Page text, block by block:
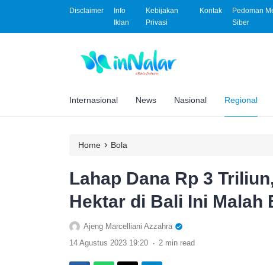
Disclaimer
Info
Iklan
Kebijakan
Privasi
Kontak
Pedoman
Siber
Internasional News Nasional Regional
Home › Bola
Lahap Dana Rp 3
Hektar di Bali Ini Malah
Ajeng Marcelliani Azzahra
14 Agustus 2023 19:20 . 2 min read